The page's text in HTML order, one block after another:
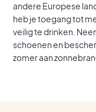
andere Europese
heb je toegang tot
veilig te drinken.
schoenen en
zomer aan